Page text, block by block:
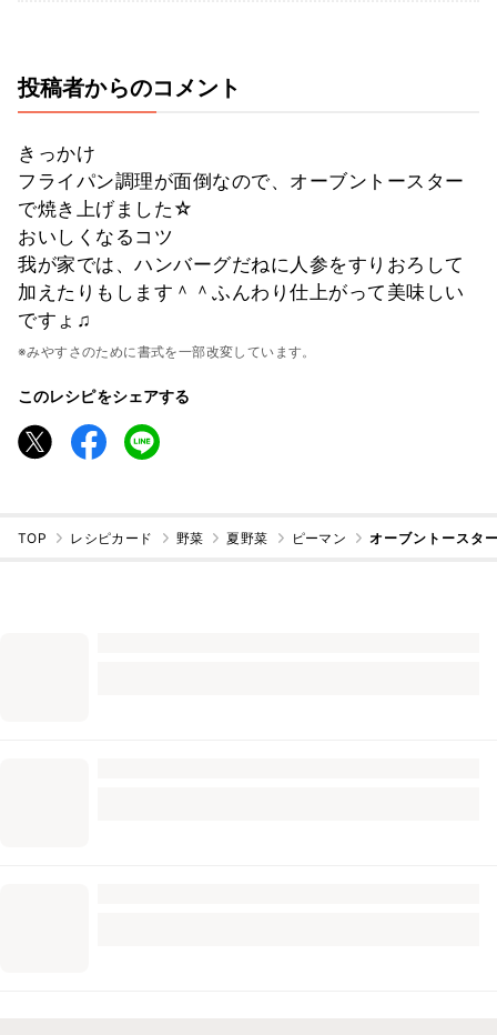
投稿者からのコメント
きっかけ
フライパン調理が面倒なので、オーブントースター
で焼き上げました☆
おいしくなるコツ
我が家では、ハンバーグだねに人参をすりおろして
加えたりもします＾＾ふんわり仕上がって美味しい
ですょ♫
※みやすさのために書式を一部改変しています。
このレシピをシェアする
TOP レシピカード 野菜 夏野菜 ピーマン オーブントースタ